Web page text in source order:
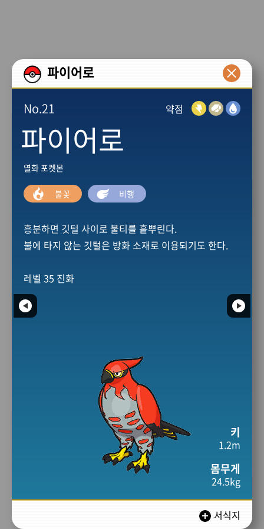
파이어로
No.21
파이어로
열화 포켓몬
불꽃 비행
흥분하면 깃털 사이로 불티를 흩뿌린다.
불에 타지 않는 깃털은 방화 소재로 이용되기도 한다.
레벨 35 진화
키
1.2m
몸무게
24.5kg
약점
서식지